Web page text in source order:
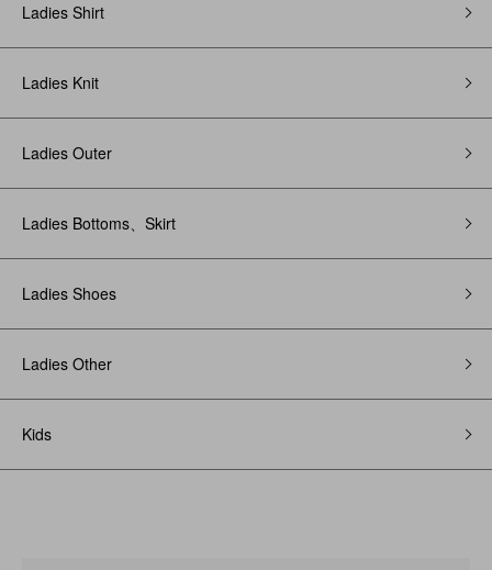
Ladies Shirt
Ladies Knit
Ladies Outer
Ladies Bottoms、Skirt
Ladies Shoes
Ladies Other
Kids